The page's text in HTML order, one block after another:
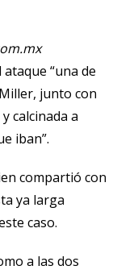
“una de
junto con
calcinada a
iban”.
compartió con
ya larga
caso.
a las dos